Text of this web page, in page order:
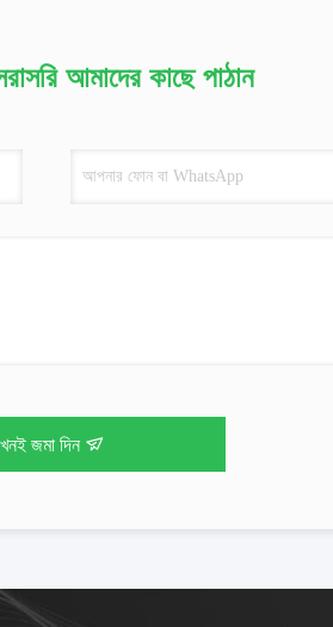
আমাদের কাছে পাঠান
জমা দিন